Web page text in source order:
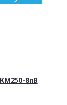
8пВ